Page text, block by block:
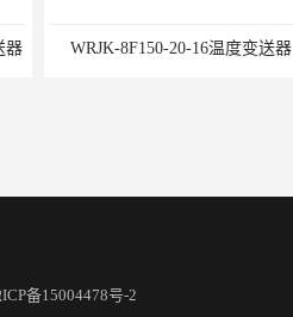
器 WRJK-8F150-20-16温度变送器
备15004478号-2